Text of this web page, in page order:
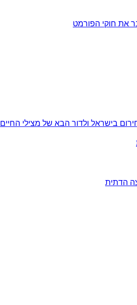
את חוקי הפורמט
בישראל ולדור הבא של מצילי החיים